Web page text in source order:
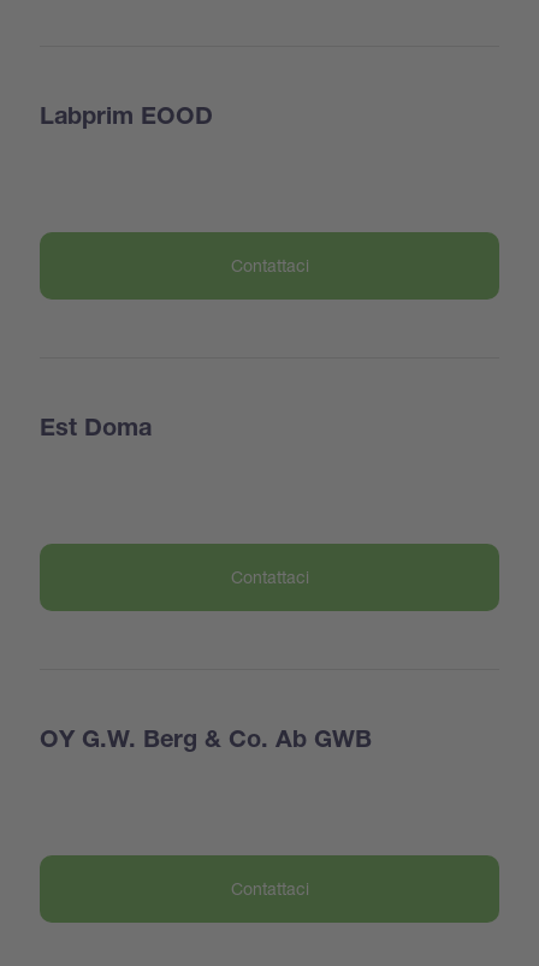
Labprim EOOD
Contattaci
Est Doma
Contattaci
OY G.W. Berg & Co. Ab GWB
Contattaci